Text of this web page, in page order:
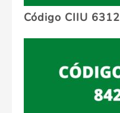
Código CIIU 6312